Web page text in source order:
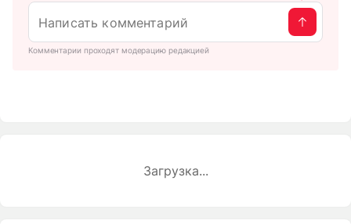
Комментарии проходят модерацию редакцией
Загрузка...